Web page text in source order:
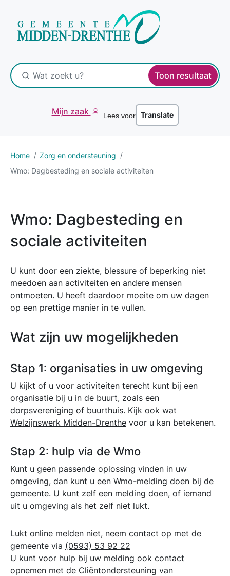
Toon resultaat
Mijn zaak Lees voor Translate
Home
Zorg en ondersteuning
Wmo: Dagbesteding en sociale activiteiten
Wmo: Dagbesteding en
sociale activiteiten
U kunt door een ziekte, blessure of beperking niet
meedoen aan activiteiten en andere mensen
ontmoeten. U heeft daardoor moeite om uw dagen
op een prettige manier in te vullen.
Wat zijn uw mogelijkheden
Stap 1: organisaties in uw omgeving
U kijkt of u voor activiteiten terecht kunt bij een
organisatie bij u in de buurt, zoals een
dorpsvereniging of buurthuis. Kijk ook wat
Welzijnswerk Midden-Drenthe voor u kan betekenen.
Stap 2: hulp via de Wmo
Kunt u geen passende oplossing vinden in uw
omgeving, dan kunt u een Wmo-melding doen bij de
gemeente. U kunt zelf een melding doen, of iemand
uit u omgeving als het zelf niet lukt.
Lukt online melden niet, neem contact op met de
gemeente via (0593) 53 92 22
U kunt voor hulp bij uw melding ook contact
opnemen met de Cliëntondersteuning van